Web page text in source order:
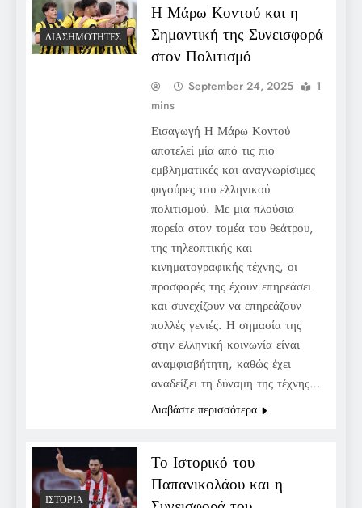
ΔΙΑΣΗΜΌΤΗΤΕΣ
Η Μάρω Κοντού και η
Σημαντική της Συνεισφορά
στον Πολιτισμό
September 24, 2025
1
mins
Εισαγωγή Η Μάρω Κοντού
αποτελεί μία από τις πιο
εμβληματικές και αναγνωρίσιμες
φιγούρες του ελληνικού
πολιτισμού. Με μια πλούσια
πορεία στον τομέα του θεάτρου,
της τηλεοπτικής και
κινηματογραφικής τέχνης, οι
προσφορές της έχουν επηρεάσει
και συνεχίζουν να επηρεάζουν
πολλές γενιές. Η σημασία της
στην ελληνική κοινωνία είναι
αναμφισβήτητη, καθώς έχει
αναδείξει τη δύναμη της τέχνης…
Διαβάστε περισσότερα
ΙΣΤΟΡΊΑ
Το Ιστορικό του
Παπανικολάου και η